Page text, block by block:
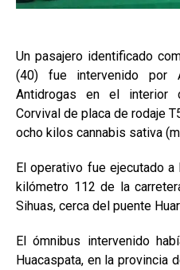
Un pasajero identificado
(40) fue intervenido por
Antidrogas en el interior
Corvival de placa de rodaje
ocho kilos cannabis sativa
El operativo fue ejecutado
kilómetro 112 de la
Sihuas, cerca del puente
El ómnibus intervenido
Huacaspata, en la provincia